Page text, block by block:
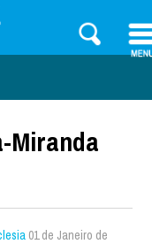
Miranda
01 de Janeiro de